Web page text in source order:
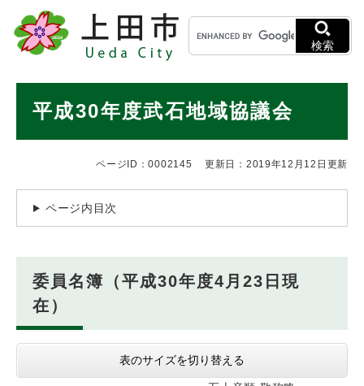
メニューを飛ばして本文へ
キ
ー
ワ
検
検索
平成30年度武石地域協議会
ページID：0002145 更新日：2019年12月12日更新
ページ内目次
委員名簿（平成30年度4月23日現
在）
表のサイズを切り替える